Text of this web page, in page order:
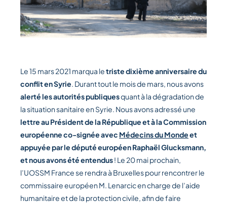
Le 15 mars 2021 marqua letriste dixième anniversaire du
conflit en Syrie. Durant tout le mois de mars, nous avons
alerté les autorités publiquesquant à la dégradation de
la situation sanitaire en Syrie. Nous avons adressé une
lettre au Président de la République et à la Commission
européenne co-signée avec Médecins du Mondeet
appuyée par le député européen Raphaël Glucksmann,
et nous avons été entendus! Le 20 mai prochain,
l’UOSSM France se rendra à Bruxelles pour rencontrer le
commissaire européen M. Lenarcic en charge de l’aide
humanitaire et de la protection civile, afin de faire